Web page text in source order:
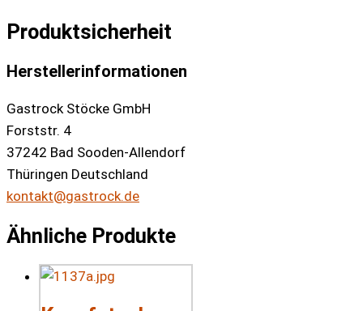
Produktsicherheit
Herstellerinformationen
Gastrock Stöcke GmbH
Forststr. 4
37242 Bad Sooden-Allendorf
Thüringen Deutschland
kontakt@gastrock.de
Ähnliche Produkte